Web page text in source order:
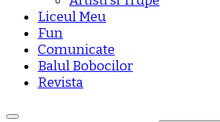
Liceul Meu
Fun
Comunicate
Balul Bobocilor
Revista